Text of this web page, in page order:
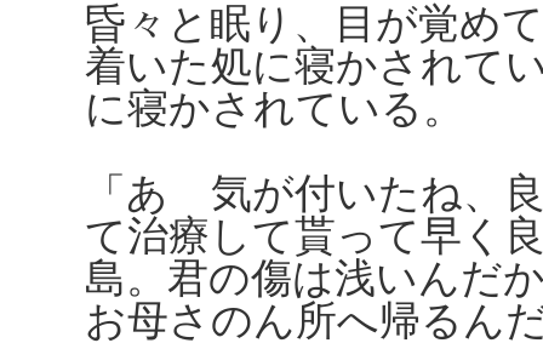
昏々と眠り、目が覚め
着いた処に寝かされて
に寝かされている。
「あゝ気が付いたね、
て治療して貰って早く
島。君の傷は浅いんだ
お母さのん所へ帰るん